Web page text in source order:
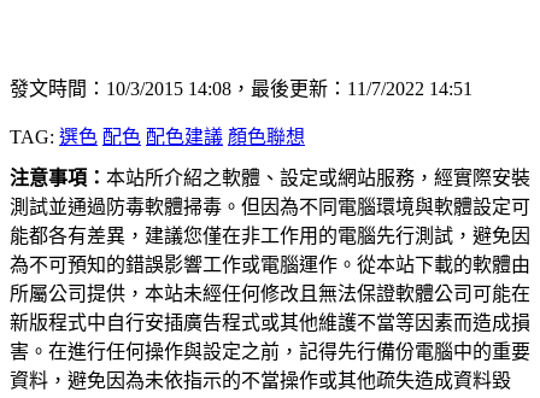
發文時間：10/3/2015 14:08，最後更新：11/7/2022 14:51
TAG: 選色 配色 配色建議 顏色聯想
注意事項： 本站所介紹之軟體、設定或網站服務，經實際安裝
測試並通過防毒軟體掃毒。但因為不同電腦環境與軟體設定可
能都各有差異，建議您僅在非工作用的電腦先行測試，避免因
為不可預知的錯誤影響工作或電腦運作。從本站下載的軟體由
所屬公司提供，本站未經任何修改且無法保證軟體公司可能在
新版程式中自行安插廣告程式或其他維護不當等因素而造成損
害。在進行任何操作與設定之前，記得先行備份電腦中的重要
資料，避免因為未依指示的不當操作或其他疏失造成資料毀